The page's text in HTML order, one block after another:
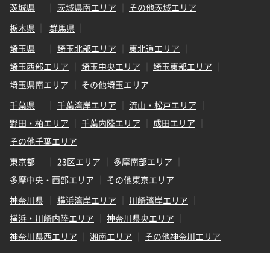
茨城県
茨城県南エリア
その他茨城エリア
栃木県
群馬県
埼玉県
埼玉北部エリア
東北道エリア
埼玉西部エリア
埼玉中央エリア
埼玉東部エリア
埼玉県南エリア
その他埼玉エリア
千葉県
千葉湾岸エリア
流山・松戸エリア
野田・柏エリア
千葉内陸エリア
成田エリア
その他千葉エリア
東京都
23区エリア
多摩南部エリア
多摩中央・西部エリア
その他東京エリア
神奈川県
横浜湾岸エリア
川崎湾岸エリア
横浜・川崎内陸エリア
神奈川県央エリア
神奈川県西エリア
湘南エリア その他神奈川エリア